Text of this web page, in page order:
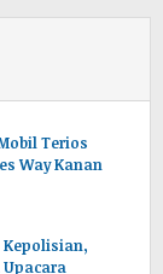
Terios
Way Kanan
Kepolisian,